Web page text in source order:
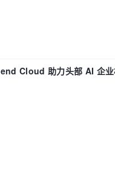
Cloud 助力头部 AI 企